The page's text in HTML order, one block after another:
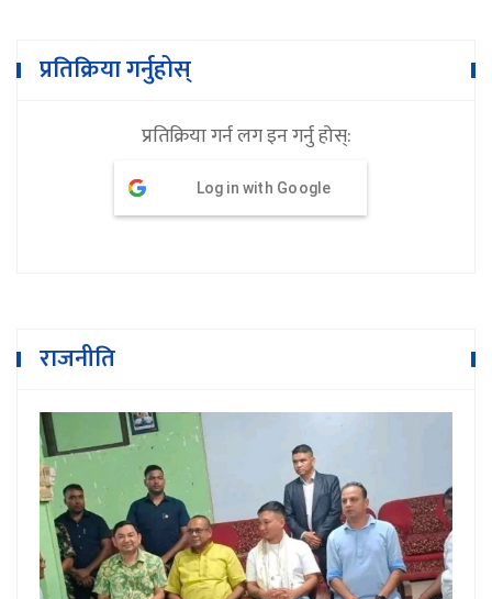
प्रतिक्रिया गर्नुहोस्
प्रतिक्रिया गर्न लग इन गर्नु होस्:
Log in with Google
राजनीति